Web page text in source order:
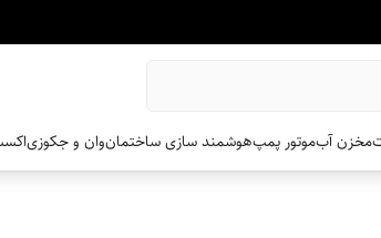
مخزن آبموتور پمپهوشمند سازی ساختمانوان و جکوزی